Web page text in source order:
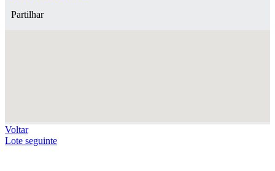
Partilhar
Voltar
Lote seguinte